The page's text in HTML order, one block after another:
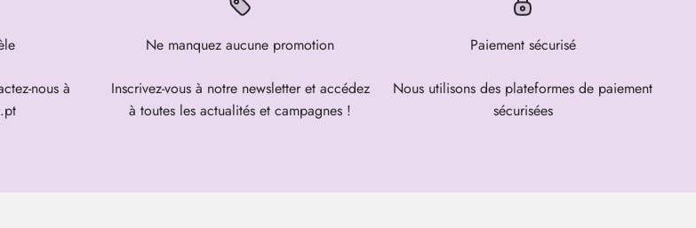
nous à
Ne manquez aucune promotion
Inscrivez-vous à notre newsletter et accédez
à toutes les actualités et campagnes !
Paiement sécurisé
Nous utilisons des plateformes de paiement
sécurisées